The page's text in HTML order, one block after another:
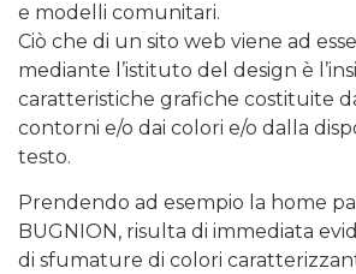
e modelli comunitari.
Ciò che di un sito web viene ad
mediante l’istituto del design è
caratteristiche grafiche costituite
contorni e/o dai colori e/o dalla
testo.
Prendendo ad esempio la home
BUGNION, risulta di immediata
di sfumature di colori